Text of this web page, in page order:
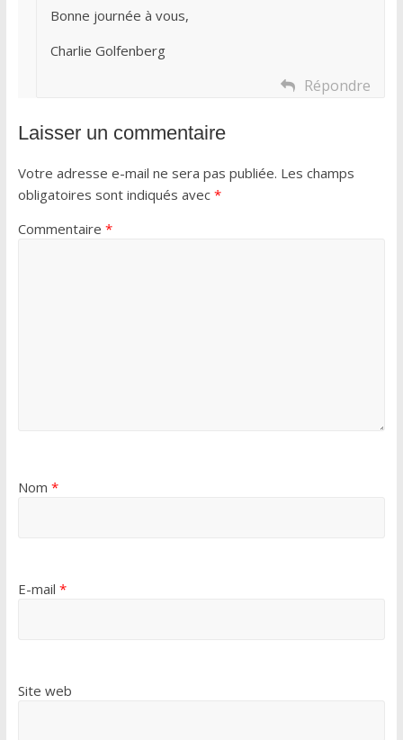
Bonne journée à vous,
Charlie Golfenberg
Répondre
Laisser un commentaire
Votre adresse e-mail ne sera pas publiée. Les champs
obligatoires sont indiqués avec *
Commentaire *
Nom *
E-mail *
Site web